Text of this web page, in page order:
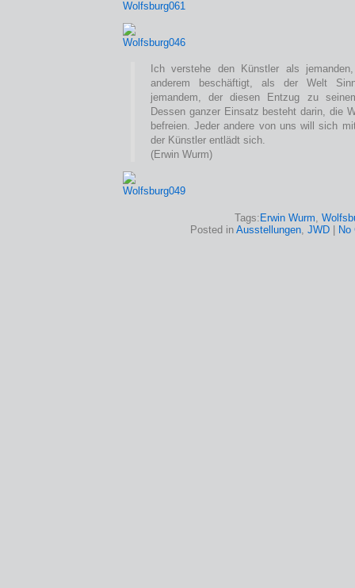
Ich verstehe den Künstler als
anderem beschäftigt, als der Welt
jemandem, der diesen Entzug zu
Dessen ganzer Einsatz besteht darin, die
befreien. Jeder andere von uns will sich
der Künstler entlädt sich.
(Erwin Wurm)
Tags: Erwin Wurm,
Posted in Ausstellungen, JWD| No